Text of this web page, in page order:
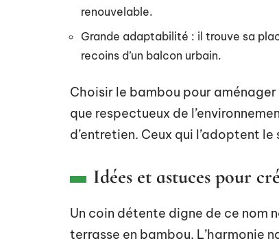
renouvelable.
Grande adaptabilité : il trouve sa
recoins d’un balcon urbain.
Choisir le bambou pour
que respectueux de
d’entretien. Ceux qui l’adoptent
Idées et astuces pour
Un coin détente digne de ce nom
terrasse en bambou. L’harmonie